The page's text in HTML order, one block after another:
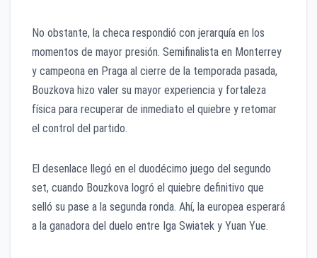
No obstante, la checa respondió con jerarquía en los
momentos de mayor presión. Semifinalista en Monterrey
y campeona en Praga al cierre de la temporada pasada,
Bouzkova hizo valer su mayor experiencia y fortaleza
física para recuperar de inmediato el quiebre y retomar
el control del partido.
El desenlace llegó en el duodécimo juego del segundo
set, cuando Bouzkova logró el quiebre definitivo que
selló su pase a la segunda ronda. Ahí, la europea esperará
a la ganadora del duelo entre Iga Swiatek y Yuan Yue.